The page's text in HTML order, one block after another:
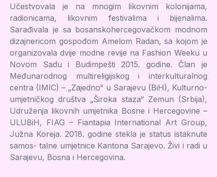
Učestvovala je na mnogim likovnim kolonijama,
radionicama, likovnim festivalima i bijenalima.
Sarađivala je sa bosanskohercegovačkom modnom
dizajnericom gospođom Amelom Radan, sa kojom je
organizovala dvije modne revije na Fashion Weeku u
Novom Sadu i Budimpešti 2015. godine. Član je
Međunarodnog multireligijskog i interkulturalnog
centra (IMIC) – „Zajedno“ u Sarajevu (BiH), Kulturno-
umjetničkog društva „Široka staza“ Zemun (Srbija),
Udruženja likovnih umjetnika Bosne i Hercegovine –
ULUBiH, FIAG – Fiantapia International Art Group,
Južna Koreja. 2018. godine stekla je status istaknute
samos- talne umjetnice Kantona Sarajevo. Živi i radi u
Sarajevu, Bosna i Hercegovina.